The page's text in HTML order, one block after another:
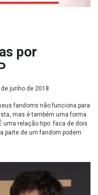
por
de junho de 2018
fandoms não funciona para
mas é também uma forma
uma relação tipo: faca de dois
parte de um fandom podem